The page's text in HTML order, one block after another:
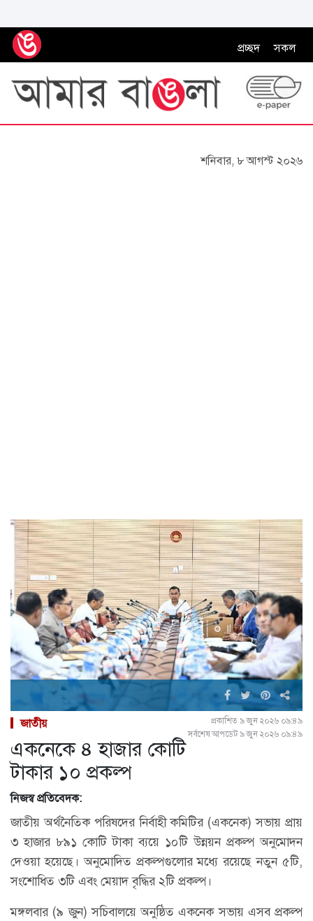
প্রচ্ছদ সকল
শনিবার, ৮ আগস্ট ২০২৬
জাতীয়
প্রকাশিত ৯ জুন ২০২৬ ০৯:৪৯
সর্বশেষ আপডেট ৯ জুন ২০২৬ ০৯:৪৯
একনেকে ৪ হাজার কোটি
টাকার ১০ প্রকল্প
নিজস্ব প্রতিবেদক:
জাতীয় অর্থনৈতিক পরিষদের নির্বাহী কমিটির (একনেক) সভায় প্রায়
৩ হাজার ৮৯১ কোটি টাকা ব্যয়ে ১০টি উন্নয়ন প্রকল্প অনুমোদন
দেওয়া হয়েছে। অনুমোদিত প্রকল্পগুলোর মধ্যে রয়েছে নতুন ৫টি,
সংশোধিত ৩টি এবং মেয়াদ বৃদ্ধির ২টি প্রকল্প।
মঙ্গলবার (৯ জুন) সচিবালয়ে অনুষ্ঠিত একনেক সভায় এসব প্রকল্প